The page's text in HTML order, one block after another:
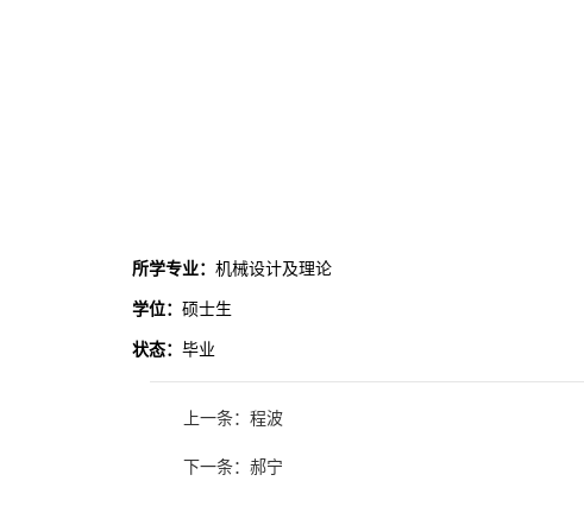
所学专业： 机械设计及理论
学位： 硕士生
状态： 毕业
上一条：程波
下一条：郝宁